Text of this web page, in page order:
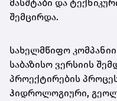
მასშტაბი და
შემცირდა.
სახელმწიფო
საბაზისო ვერსიის
პროექტირების
ჰიდროლოგიური,